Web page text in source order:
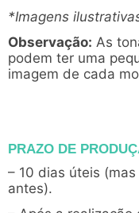
*Imagens
Observação: As
podem ter uma
imagem de cada
PRAZO DE
– 10 dias úteis
antes).